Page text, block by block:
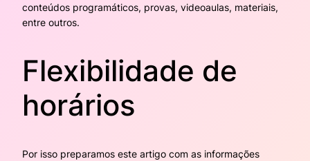
conteúdos programáticos, provas, videoaulas, materiais,
entre outros.
Flexibilidade de
horários
Por isso preparamos este artigo com as informações